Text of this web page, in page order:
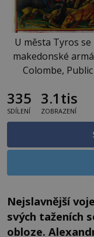
U města Tyros
makedonské
Colombe,
335
SDÍLENÍ
3.1tis
ZOBRAZENÍ
Nejslavnější
svých taženích
obloze.